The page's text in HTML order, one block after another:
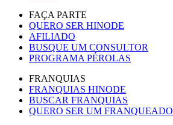
FAÇA PARTE
QUERO SER HINODE
AFILIADO
BUSQUE UM CONSULTOR
PROGRAMA PÉROLAS
FRANQUIAS
FRANQUIAS HINODE
BUSCAR FRANQUIAS
QUERO SER UM FRANQUEADO